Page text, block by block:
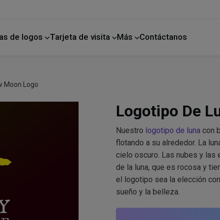
de logos Tarjeta de visita Más Contáctanos
Moon Logo
Logotipo De
Nuestro logotipo de luna con
flotando a su alrededor. La
cielo oscuro. Las nubes y las
de la luna, que es rocosa y
el logotipo sea la elección
sueño y la belleza.